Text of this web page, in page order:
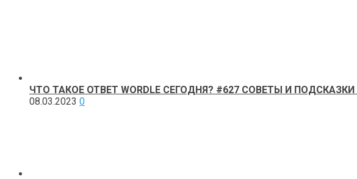
ЧТО ТАКОЕ ОТВЕТ WORDLE СЕГОДНЯ? #627 СОВЕТЫ И
08.03.2023 0